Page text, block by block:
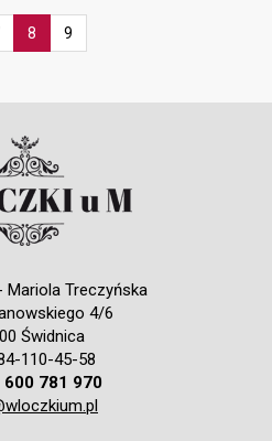
8 9
Mariola Treczyńska
4/6
Świdnica
110-45-58
600 781 970